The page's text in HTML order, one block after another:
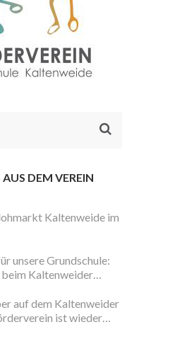
DEM VEREIN
Kaltenweide im
unsere Grundschule:
Kaltenweider
auf dem Kaltenweider
ist wieder